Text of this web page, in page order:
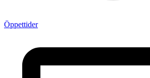
Öppettider